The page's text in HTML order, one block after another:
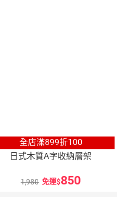
全店滿899折100
日式木質A字收納層架
1,980 免運 850